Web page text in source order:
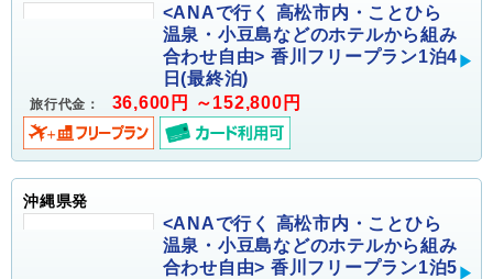
<ANAで行く 高松市内・ことひら
温泉・小豆島などのホテルから組み
合わせ自由> 香川フリープラン1泊4
日(最終泊)
旅行代金： 36,600円 ～152,800円
沖縄県発
<ANAで行く 高松市内・ことひら
温泉・小豆島などのホテルから組み
合わせ自由> 香川フリープラン1泊5